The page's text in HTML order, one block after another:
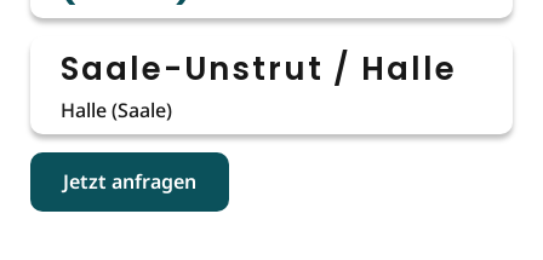
Saale-Unstrut / Halle
Halle (Saale)
Jetzt anfragen